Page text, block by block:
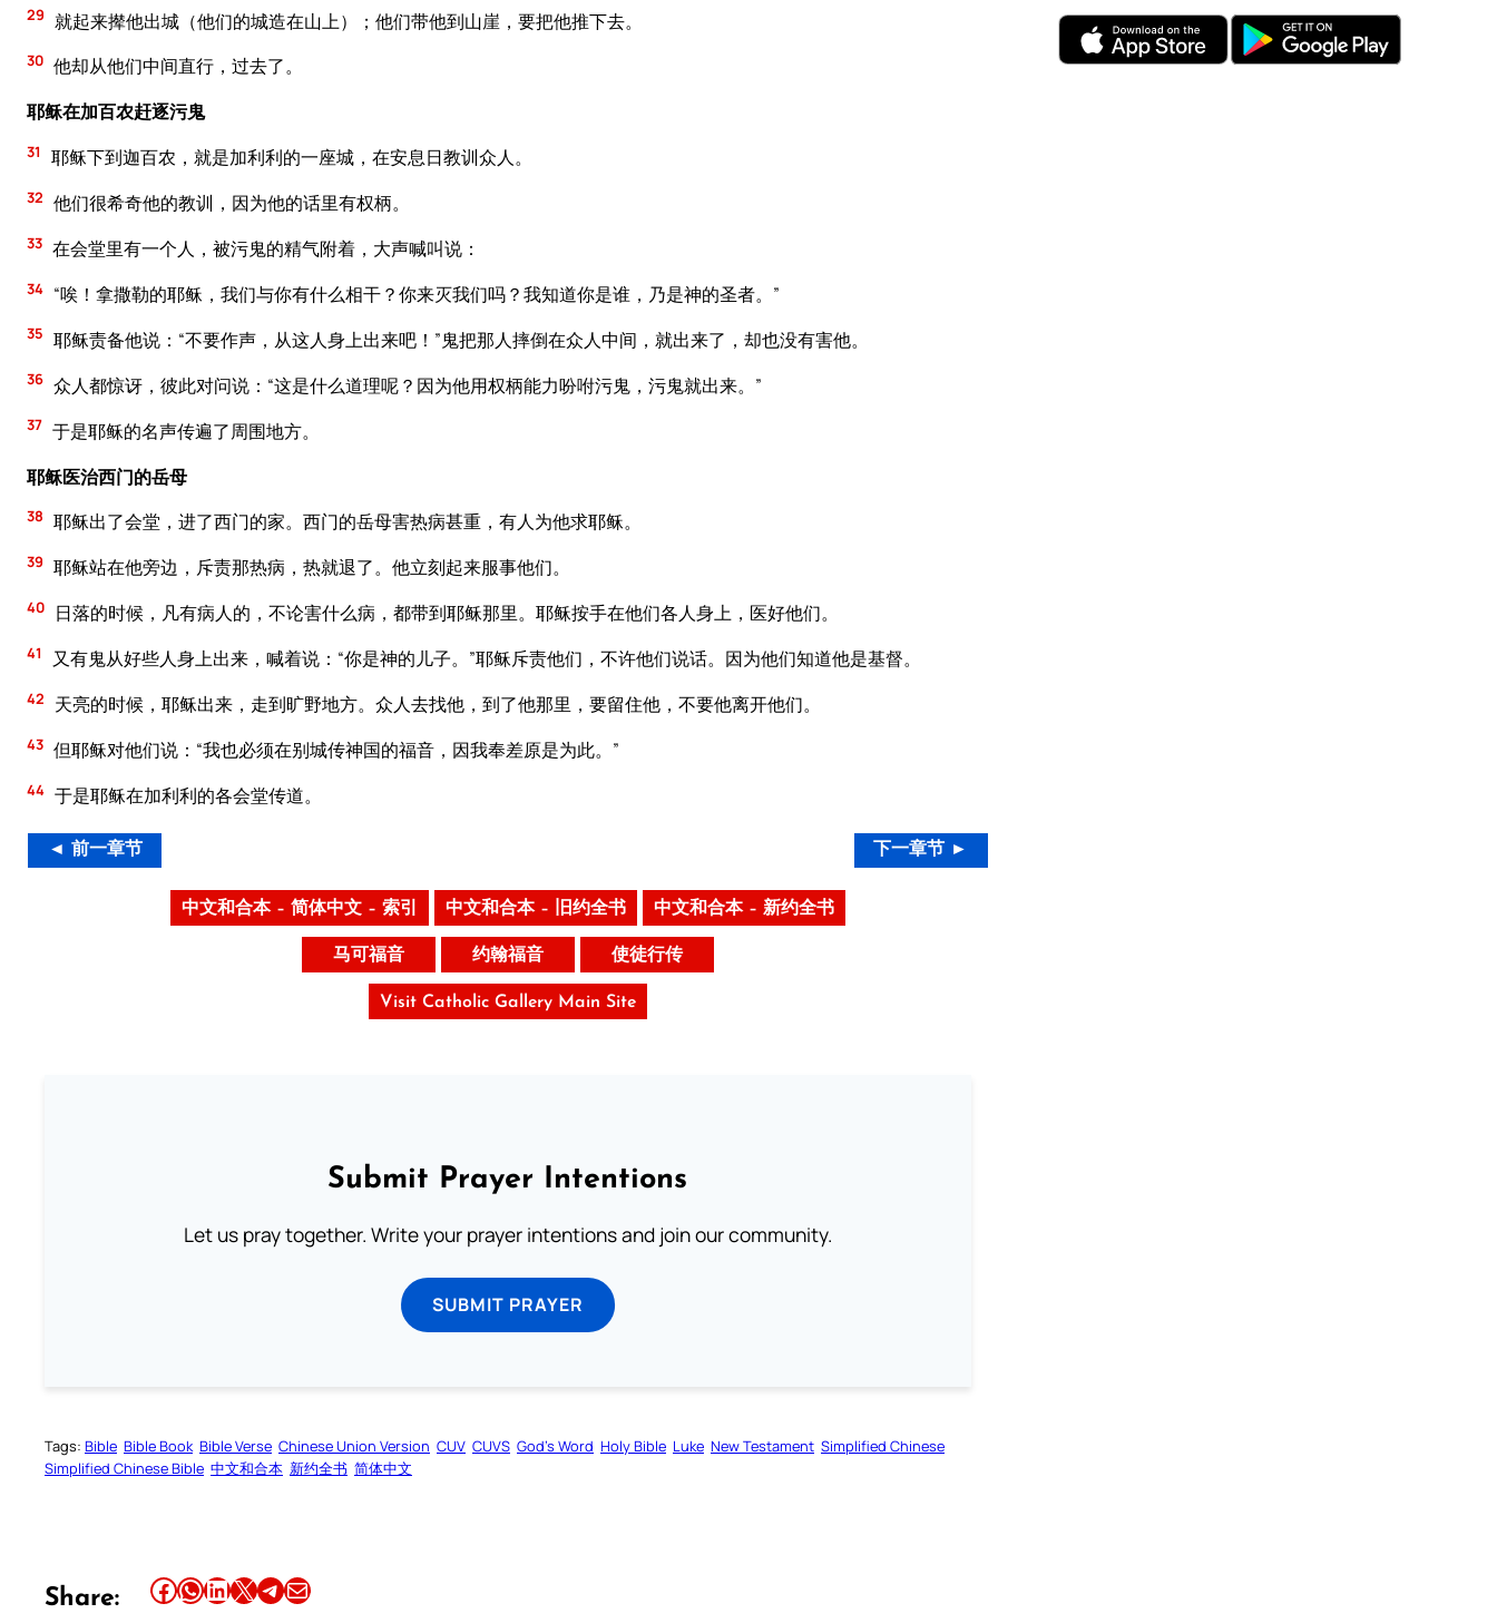
29 就起来撵他出城（他们的城造在山上）；他们带他到山崖，要把他推下去。
30 他却从他们中间直行，过去了。
耶稣在加百农赶逐污鬼
31 耶稣下到迦百农，就是加利利的一座城，在安息日教训众人。
32 他们很希奇他的教训，因为他的话里有权柄。
33 在会堂里有一个人，被污鬼的精气附着，大声喊叫说：
34 “唉！拿撒勒的耶稣，我们与你有什么相干？你来灭我们吗？我知道你是谁，乃是神的圣者。”
35 耶稣责备他说：“不要作声，从这人身上出来吧！”鬼把那人摔倒在众人中间，就出来了，却也没有害他。
36 众人都惊讶，彼此对问说：“这是什么道理呢？因为他用权柄能力吩咐污鬼，污鬼就出来。”
37 于是耶稣的名声传遍了周围地方。
耶稣医治西门的岳母
38 耶稣出了会堂，进了西门的家。西门的岳母害热病甚重，有人为他求耶稣。
39 耶稣站在他旁边，斥责那热病，热就退了。他立刻起来服事他们。
40 日落的时候，凡有病人的，不论害什么病，都带到耶稣那里。耶稣按手在他们各人身上，医好他们。
41 又有鬼从好些人身上出来，喊着说：“你是神的儿子。”耶稣斥责他们，不许他们说话。因为他们知道他是基督。
42 天亮的时候，耶稣出来，走到旷野地方。众人去找他，到了他那里，要留住他，不要他离开他们。
43 但耶稣对他们说：“我也必须在别城传神国的福音，因我奉差原是为此。”
44 于是耶稣在加利利的各会堂传道。
◄ 前一章节 下一章节 ►
中文和合本 – 简体中文 – 索引 中文和合本 – 旧约全书 中文和合本 – 新约全书
马可福音 约翰福音 使徒行传
Visit Catholic Gallery Main Site
Submit Prayer Intentions
Let us pray together. Write your prayer intentions and join our community.
SUBMIT PRAYER
Tags: Bible Bible Book Bible Verse Chinese Union Version CUV CUVS God’s Word Holy Bible Luke New Testament Simplified Chinese
Simplified Chinese Bible 中文和合本 新约全书 简体中文
Share: Share this article on Facebook Share this article on WhatsApp Share this article on LinkedIn Share this article on X Share this article on TelegramEmail this Article